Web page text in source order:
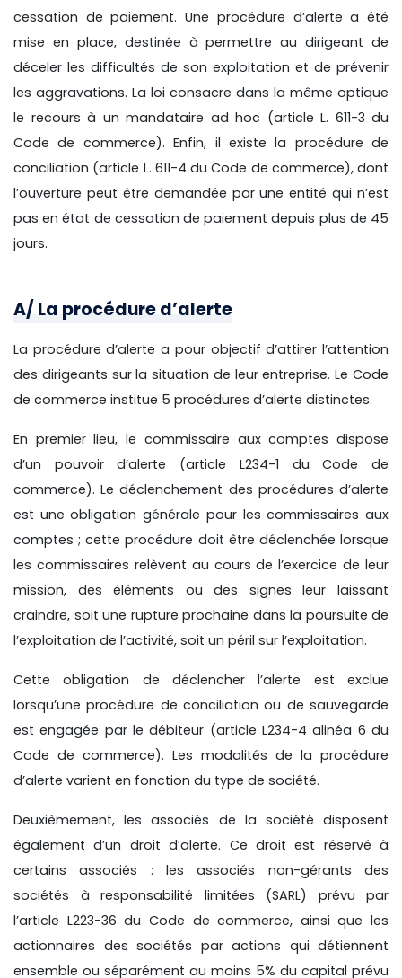
cessation de paiement. Une procédure d’alerte a été
mise en place, destinée à permettre au dirigeant de
déceler les difficultés de son exploitation et de prévenir
les aggravations. La loi consacre dans la même optique
le recours à un mandataire ad hoc (article L. 611-3 du
Code de commerce). Enfin, il existe la procédure de
conciliation (article L. 611-4 du Code de commerce), dont
l’ouverture peut être demandée par une entité qui n’est
pas en état de cessation de paiement depuis plus de 45
jours.
A/ La procédure d’alerte
La procédure d’alerte a pour objectif d’attirer l’attention
des dirigeants sur la situation de leur entreprise. Le Code
de commerce institue 5 procédures d’alerte distinctes.
En premier lieu, le commissaire aux comptes dispose
d’un pouvoir d’alerte (article L234-1 du Code de
commerce). Le déclenchement des procédures d’alerte
est une obligation générale pour les commissaires aux
comptes ; cette procédure doit être déclenchée lorsque
les commissaires relèvent au cours de l’exercice de leur
mission, des éléments ou des signes leur laissant
craindre, soit une rupture prochaine dans la poursuite de
l’exploitation de l’activité, soit un péril sur l’exploitation.
Cette obligation de déclencher l’alerte est exclue
lorsqu’une procédure de conciliation ou de sauvegarde
est engagée par le débiteur (article L234-4 alinéa 6 du
Code de commerce). Les modalités de la procédure
d’alerte varient en fonction du type de société.
Deuxièmement, les associés de la société disposent
également d’un droit d’alerte. Ce droit est réservé à
certains associés : les associés non-gérants des
sociétés à responsabilité limitées (SARL) prévu par
l’article L223-36 du Code de commerce, ainsi que les
actionnaires des sociétés par actions qui détiennent
ensemble ou séparément au moins 5% du capital prévu